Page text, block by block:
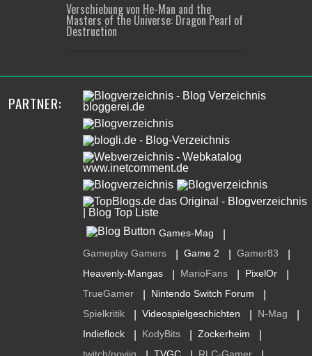
Verschiebung von He-Man and the
Masters of the Universe: Dragon Pearl of
Destruction
PARTNER:
Games-Mag
Gameplay Gamers Game 2 Gamer83
Heavenly-Mangas MarioFans PixelOr
TrueGamer Nintendo Switch Forum
Spielkritik Videospielgeschichten N-Mag
Indieflock KodyBits Zockerheim